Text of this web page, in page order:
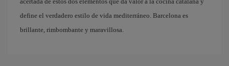
define el verdadero estilo de vida mediterráneo. Barcelona es
brillante, rimbombante y maravillosa.